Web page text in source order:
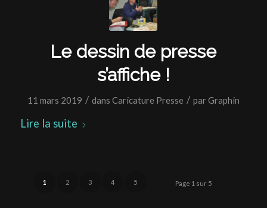
Le dessin de presse
s’affiche !
11 mars 2019 / dans Caricature Presse / parGraphin
Lire la suite
Page 1 sur 5
1 2 3 4 5